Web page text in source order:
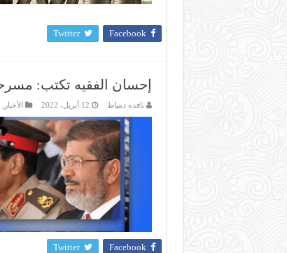
Facebook
Twitter
إحسان الفقيه تكتب:
نافذه دمياط 12 أبريل، 2022 الأخبار
Facebook
Twitter